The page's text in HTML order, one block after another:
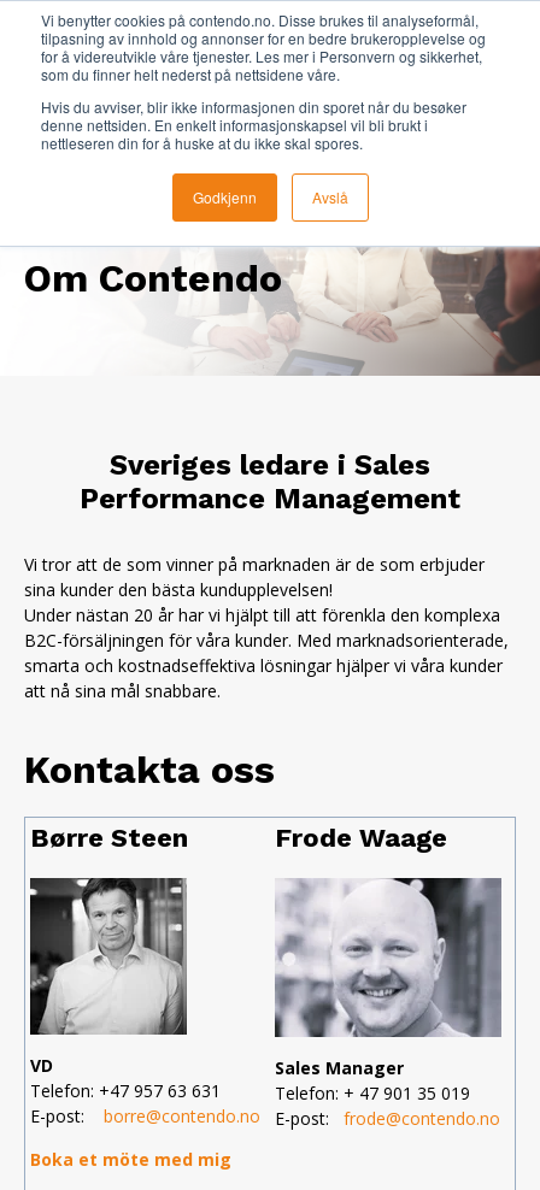
Vi benytter cookies på contendo.no. Disse brukes til analyseformål,
tilpasning av innhold og annonser for en bedre brukeropplevelse og
for å videreutvikle våre tjenester. Les mer i Personvern og sikkerhet,
som du finner helt nederst på nettsidene våre.
Hvis du avviser, blir ikke informasjonen din sporet når du besøker
denne nettsiden. En enkelt informasjonskapsel vil bli brukt i
nettleseren din for å huske at du ikke skal spores.
Godkjenn Avslå
Kontakta oss +47 22 09 69 50 Svenska
Avtala en
demo
Om Contendo
Sveriges ledare i Sales
Performance Management
Vi tror att de som vinner på marknaden är de som erbjuder
sina kunder den bästa kundupplevelsen!
Under nästan 20 år har vi hjälpt till att förenkla den komplexa
B2C-försäljningen för våra kunder. Med marknadsorienterade,
smarta och kostnadseffektiva lösningar hjälper vi våra kunder
att nå sina mål snabbare.
Kontakta oss
Børre Steen
VD
Telefon: +47 957 63 631
E-post: borre@contendo.no
Boka et möte med mig
Frode Waage
Sales Manager
Telefon: + 47 901 35 019
E-post: frode@contendo.no